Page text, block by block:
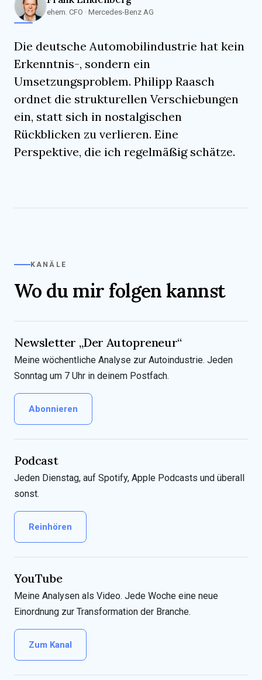
ehem. CFO · Mercedes-Benz AG
Die deutsche Automobilindustrie hat kein
Erkenntnis-, sondern ein
Umsetzungsproblem. Philipp Raasch
ordnet die strukturellen Verschiebungen
ein, statt sich in nostalgischen
Rückblicken zu verlieren. Eine
Perspektive, die ich regelmäßig schätze.
KANÄLE
Wo du mir folgen kannst
Newsletter „Der Autopreneur“
Meine wöchentliche Analyse zur Autoindustrie. Jeden
Sonntag um 7 Uhr in deinem Postfach.
Abonnieren
Podcast
Jeden Dienstag, auf Spotify, Apple Podcasts und überall
sonst.
Reinhören
YouTube
Meine Analysen als Video. Jede Woche eine neue
Einordnung zur Transformation der Branche.
Zum Kanal